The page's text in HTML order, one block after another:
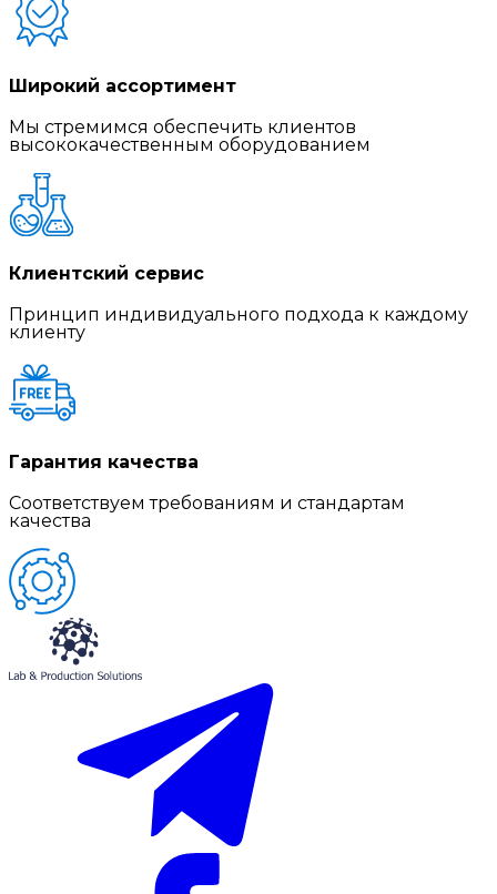
Широкий ассортимент
Мы стремимся обеспечить клиентов
высококачественным оборудованием
Клиентский сервис
Принцип индивидуального подхода к каждому
клиенту
Гарантия качества
Соответствуем требованиям и стандартам
качества